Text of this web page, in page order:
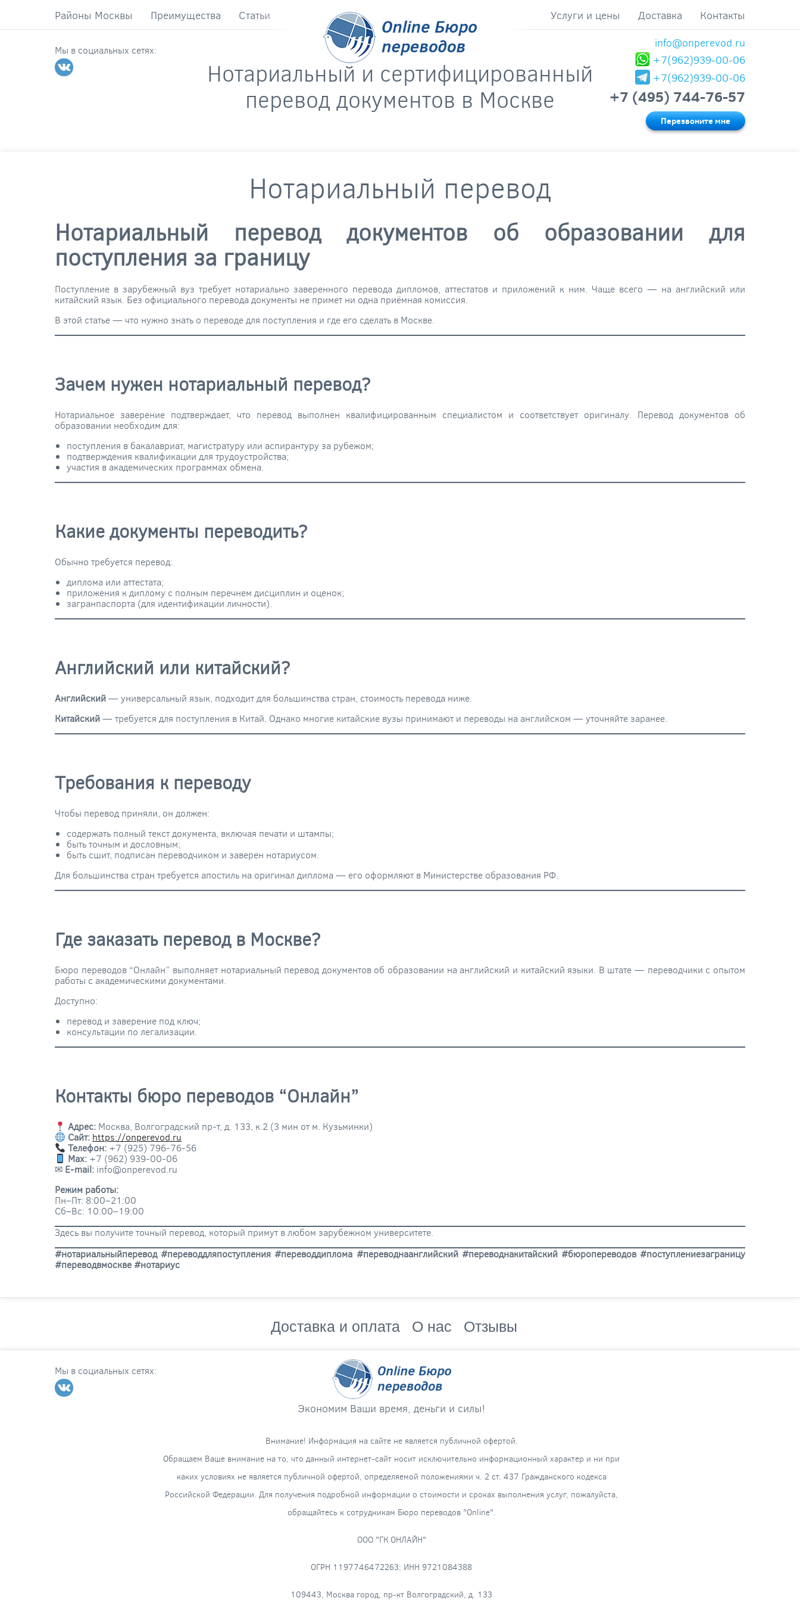
Районы Москвы Преимущества Статьи Контакты
Доставка
Услуги и цены
Мы в социальных сетях:
info@onperevod.ru
+7(962)939-00-06
+7(962)939-00-06
+7 (495) 744-76-57
Перезвоните мне
Нотариальный и сертифицированный
перевод документов в Москве
Нотариальный перевод
Нотариальный перевод документов об образовании для
поступления за границу
Поступление в зарубежный вуз требует нотариально заверенного перевода дипломов, аттестатов и приложений к ним. Чаще всего — на английский или
китайский язык. Без официального перевода документы не примет ни одна приёмная комиссия.
В этой статье — что нужно знать о переводе для поступления и где его сделать в Москве.
Зачем нужен нотариальный перевод?
Нотариальное заверение подтверждает, что перевод выполнен квалифицированным специалистом и соответствует оригиналу. Перевод документов об
образовании необходим для:
поступления в бакалавриат, магистратуру или аспирантуру за рубежом;
подтверждения квалификации для трудоустройства;
участия в академических программах обмена.
Какие документы переводить?
Обычно требуется перевод:
диплома или аттестата;
приложения к диплому с полным перечнем дисциплин и оценок;
загранпаспорта (для идентификации личности).
Английский или китайский?
Английский— универсальный язык, подходит для большинства стран, стоимость перевода ниже.
Китайский— требуется для поступления в Китай. Однако многие китайские вузы принимают и переводы на английском — уточняйте заранее.
Требования к переводу
Чтобы перевод приняли, он должен:
содержать полный текст документа, включая печати и штампы;
быть точным и дословным;
быть сшит, подписан переводчиком и заверен нотариусом.
Для большинства стран требуется апостиль на оригинал диплома — его оформляют в Министерстве образования РФ.
Где заказать перевод в Москве?
Бюро переводов “Онлайн” выполняет нотариальный перевод документов об образовании на английский и китайский языки. В штате — переводчики с опытом
работы с академическими документами.
Доступно:
перевод и заверение под ключ;
консультации по легализации.
Контакты бюро переводов “Онлайн”
Адрес: Москва, Волгоградский пр-т, д. 133, к.2 (3 мин от м. Кузьминки)
Сайт: https://onperevod.ru
Телефон: +7 (925) 796-76-56
Max: +7 (962) 939-00-06
✉ E-mail: info@onperevod.ru
Режим работы:
Пн–Пт: 8:00–21:00
Сб–Вс: 10:00–19:00
Здесь вы получите точный перевод, который примут в любом зарубежном университете.
#нотариальныйперевод #переводдляпоступления #переводдиплома #переводнаанглийский #переводнакитайский #бюропереводов #поступлениезаграницу
#переводвмоскве #нотариус
Доставка и оплата О нас Отзывы
Мы в социальных сетях:
Экономим Ваши время, деньги и силы!
Внимание! Информация на сайте не является публичной офертой.
Обращаем Ваше внимание на то, что данный интернет-сайт носит исключительно информационный характер и ни при
каких условиях не является публичной офертой, определяемой положениями ч. 2 ст. 437 Гражданского кодекса
Российской Федерации. Для получения подробной информации о стоимости и сроках выполнения услуг, пожалуйста,
обращайтесь к сотрудникам Бюро переводов "Online".
ООО "ГК ОНЛАЙН"
ОГРН 1197746472263; ИНН 9721084388
109443, Москва город, пр-кт Волгоградский, д. 133